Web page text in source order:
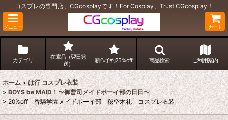
コスプレの専門店、CGcosplayです！For Cosplay、Trust CGcosplay！
メニュー カート
カテゴリ
在庫品（翌日発
送）
新作予約25％off 商品検索 ご利用案内
ホーム > は行 コスプレ衣装
> BOYS be MAID！〜御曹司メイドボーイ部の日日〜
> 20%off 香騎学園メイドボーイ部 秘空木礼 コスプレ衣装